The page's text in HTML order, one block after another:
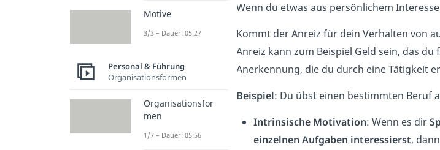
Wenn du etwas aus persönlichem
Kommt der Anreiz für dein Verhalten von
Anreiz kann zum Beispiel Geld sein, das
Anerkennung, die du durch eine Tätigkeit
Beispiel: Du übst einen bestimmten Beruf
Intrinsische Motivation: Wenn es dir
einzelnen Aufgaben interessierst,
Motive
3/3 – Dauer: 05:27
Personal & Führung
Organisationsformen
Organisationsfor
men
1/7 – Dauer: 05:56